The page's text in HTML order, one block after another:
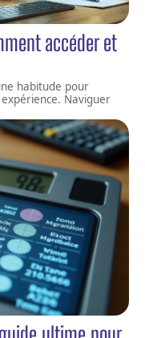
accéder et
habitude pour
Naviguer